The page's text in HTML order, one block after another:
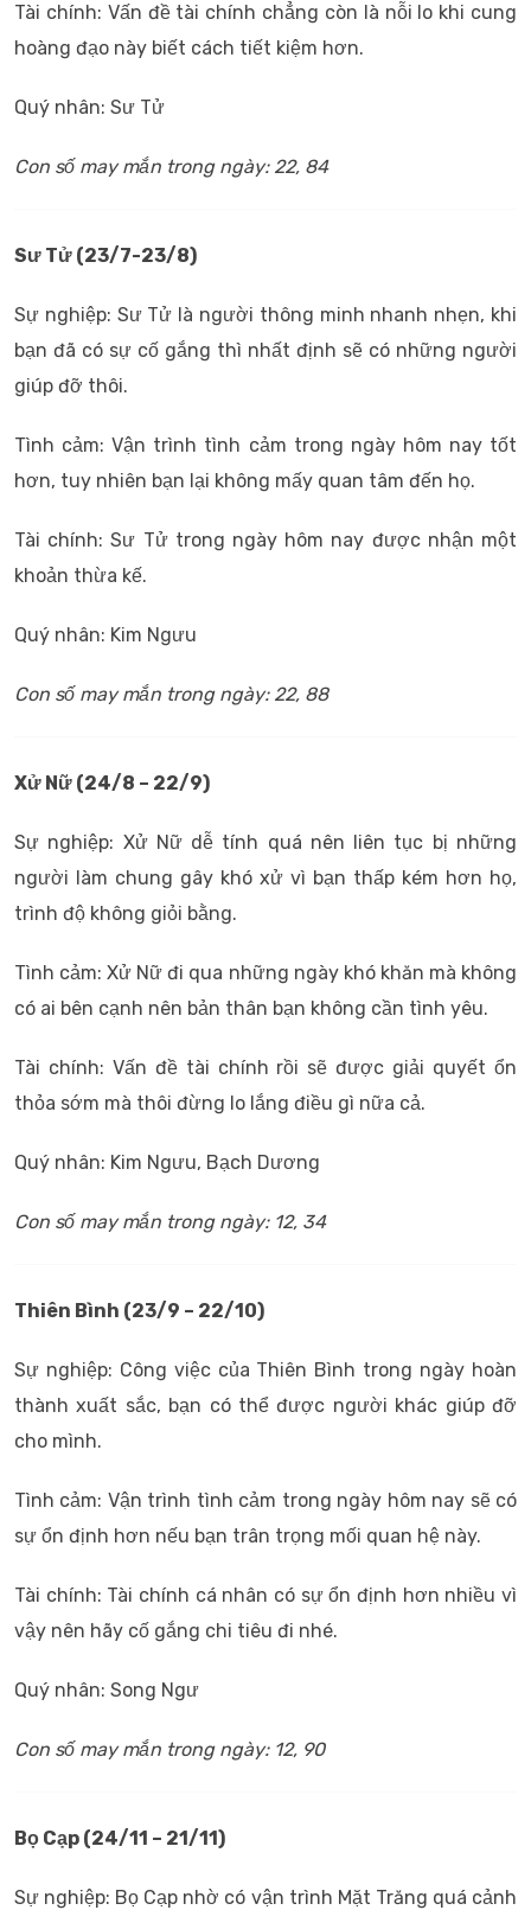
Tài chính: Vấn đề tài chính chẳng còn là nỗi lo khi cung
hoàng đạo này biết cách tiết kiệm hơn.
Quý nhân: Sư Tử
Con số may mắn trong ngày: 22, 84
Sư Tử (23/7-23/8)
Sự nghiệp: Sư Tử là người thông minh nhanh nhẹn, khi
bạn đã có sự cố gắng thì nhất định sẽ có những người
giúp đỡ thôi.
Tình cảm: Vận trình tình cảm trong ngày hôm nay tốt
hơn, tuy nhiên bạn lại không mấy quan tâm đến họ.
Tài chính: Sư Tử trong ngày hôm nay được nhận một
khoản thừa kế.
Quý nhân: Kim Ngưu
Con số may mắn trong ngày: 22, 88
Xử Nữ (24/8 – 22/9)
Sự nghiệp: Xử Nữ dễ tính quá nên liên tục bị những
người làm chung gây khó xử vì bạn thấp kém hơn họ,
trình độ không giỏi bằng.
Tình cảm: Xử Nữ đi qua những ngày khó khăn mà không
có ai bên cạnh nên bản thân bạn không cần tình yêu.
Tài chính: Vấn đề tài chính rồi sẽ được giải quyết ổn
thỏa sớm mà thôi đừng lo lắng điều gì nữa cả.
Quý nhân: Kim Ngưu, Bạch Dương
Con số may mắn trong ngày: 12, 34
Thiên Bình (23/9 – 22/10)
Sự nghiệp: Công việc của Thiên Bình trong ngày hoàn
thành xuất sắc, bạn có thể được người khác giúp đỡ
cho mình.
Tình cảm: Vận trình tình cảm trong ngày hôm nay sẽ có
sự ổn định hơn nếu bạn trân trọng mối quan hệ này.
Tài chính: Tài chính cá nhân có sự ổn định hơn nhiều vì
vậy nên hãy cố gắng chi tiêu đi nhé.
Quý nhân: Song Ngư
Con số may mắn trong ngày: 12, 90
Bọ Cạp (24/11 – 21/11)
Sự nghiệp: Bọ Cạp nhờ có vận trình Mặt Trăng quá cảnh